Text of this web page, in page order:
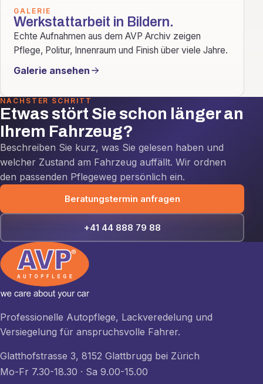
GALERIE
Werkstattarbeit in Bildern.
Echte Aufnahmen aus dem AVP Archiv zeigen
Pflege, Politur, Innenraum und Finish über viele Jahre.
Galerie ansehen
NÄCHSTER SCHRITT
Etwas stört Sie schon länger an
Ihrem Fahrzeug?
Beschreiben Sie kurz, was Sie gelesen haben und
welcher Zustand am Fahrzeug auffällt. Wir ordnen
den passenden Pflegeweg persönlich ein.
Beratungstermin anfragen
+41 44 888 79 88
Professionelle Autopflege, Lackveredelung und
Versiegelung für anspruchsvolle Fahrer.
Glatthofstrasse 3, 8152 Glattbrugg bei Zürich
Mo-Fr 7.30-18.30 · Sa 9.00-15.00